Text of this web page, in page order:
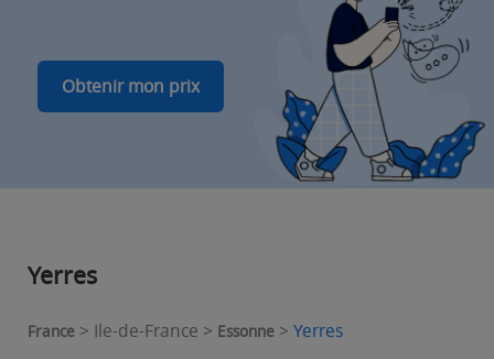
Obtenir mon prix
Yerres
France > Ile-de-France > Essonne > Yerres